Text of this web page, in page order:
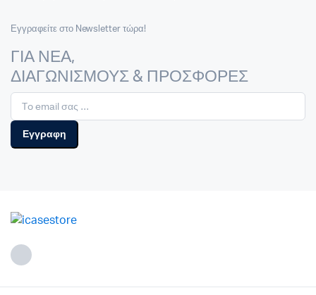
Εγγραφείτε στο Newsletter τώρα!
ΓΙΑ ΝΕΑ,
ΔΙΑΓΩΝΙΣΜΟΥΣ & ΠΡΟΣΦΟΡΕΣ